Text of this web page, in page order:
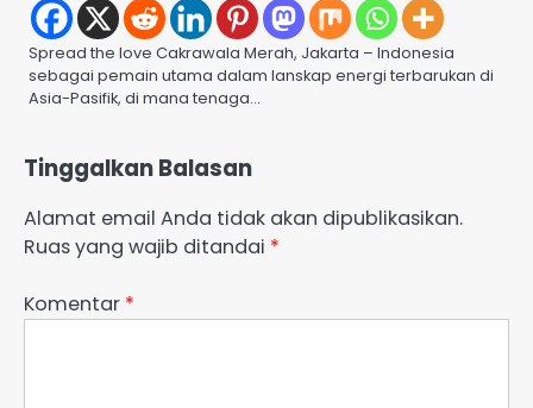
Spread the love Cakrawala Merah, Jakarta – Indonesia
sebagai pemain utama dalam lanskap energi terbarukan di
Asia-Pasifik, di mana tenaga…
Tinggalkan Balasan
Alamat email Anda tidak akan dipublikasikan.
Ruas yang wajib ditandai *
Komentar *